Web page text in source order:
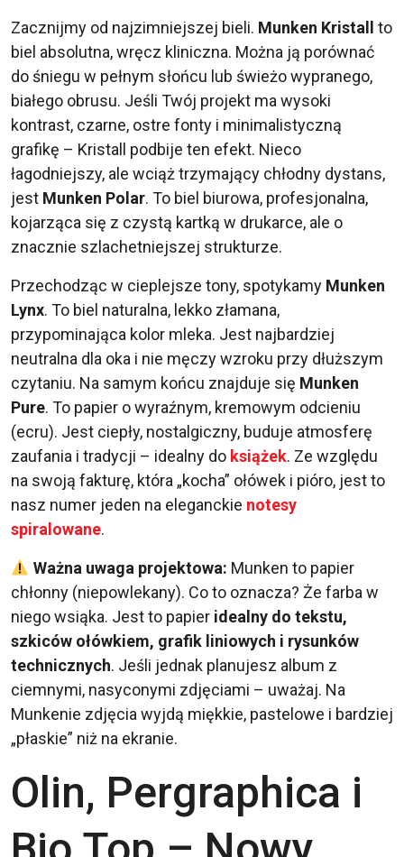
Zacznijmy od najzimniejszej bieli. Munken Kristall
to
biel absolutna, wręcz kliniczna. Można ją porównać
do śniegu w pełnym słońcu lub świeżo wypranego,
białego obrusu. Jeśli Twój projekt ma wysoki
kontrast, czarne, ostre fonty i minimalistyczną
grafikę – Kristall podbije ten efekt. Nieco
łagodniejszy, ale wciąż trzymający chłodny dystans,
jest Munken Polar. To biel biurowa, profesjonalna,
kojarząca się z czystą kartką w drukarce, ale o
znacznie szlachetniejszej strukturze.
Przechodząc w cieplejsze tony, spotykamy Munken
Lynx. To biel naturalna, lekko złamana,
przypominająca kolor mleka. Jest najbardziej
neutralna dla oka i nie męczy wzroku przy dłuższym
czytaniu. Na samym końcu znajduje się Munken
Pure. To papier o wyraźnym, kremowym odcieniu
(ecru). Jest ciepły, nostalgiczny, buduje atmosferę
zaufania i tradycji – idealny do książek. Ze względu
na swoją fakturę, która „kocha” ołówek i pióro, jest to
nasz numer jeden na eleganckie notesy
spiralowane.
Ważna uwaga projektowa: Munken to papier
chłonny (niepowlekany). Co to oznacza? Że farba w
niego wsiąka. Jest to papier idealny do tekstu,
szkiców ołówkiem, grafik liniowych i rysunków
technicznych. Jeśli jednak planujesz album z
ciemnymi, nasyconymi zdjęciami – uważaj. Na
Munkenie zdjęcia wyjdą miękkie, pastelowe i bardziej
„płaskie” niż na ekranie.
Olin, Pergraphica i